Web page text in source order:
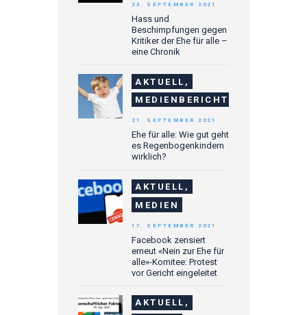
Hass und
Beschimpfungen gegen
Kritiker der Ehe für alle –
eine Chronik
23. SEPTEMBER 2021
AKTUELL,
MEDIENBERICHTE
Ehe für alle: Wie gut geht
es Regenbogenkindern
wirklich?
21. SEPTEMBER 2021
AKTUELL,
MEDIEN
Facebook zensiert
erneut «Nein zur Ehe für
alle»-Komitee: Protest
vor Gericht eingeleitet
17. SEPTEMBER 2021
AKTUELL,